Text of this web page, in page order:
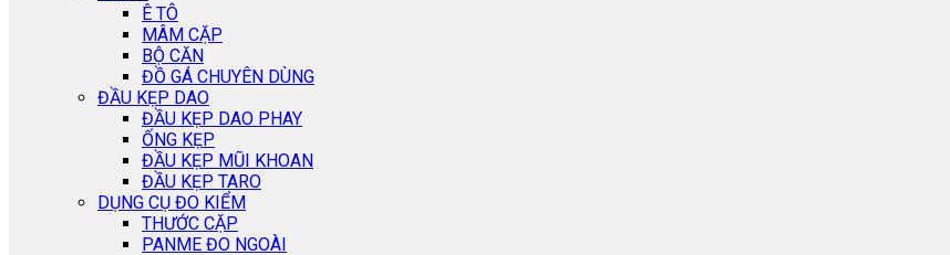
Ê TÔ
MÂM CẶP
BỘ CĂN
ĐỒ GÁ CHUYÊN DÙNG
ĐẦU KẸP DAO
ĐẦU KẸP DAO PHAY
ỐNG KẸP
ĐẦU KẸP MŨI KHOAN
ĐẦU KẸP TARO
DỤNG CỤ ĐO KIỂM
THƯỚC CẶP
PANME ĐO NGOÀI